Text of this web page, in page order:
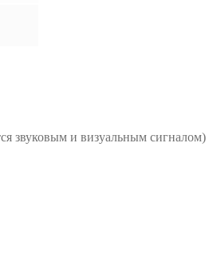
звуковым и визуальным сигналом)